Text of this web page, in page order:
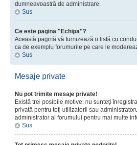
dumneavoastră de administrare.
Sus
Ce este pagina "Echipa"?
Această pagină vă furnizează o listă cu
ca de exemplu forumurile pe care le
Sus
Mesaje private
Nu pot trimite mesaje private!
Există trei posibile motive: nu sunteţi
privată pentru toţi utilizatorii sau
administrator al forumului pentru mai multe
Sus